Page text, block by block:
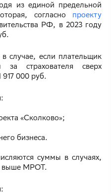
из единой предельной
согласно проекту
РФ, в 2023 году
случае, если плательщик
за страхователя сверх
917 000 руб.
«Сколково»;
бизнеса.
суммы в случаях,
выше МРОТ.